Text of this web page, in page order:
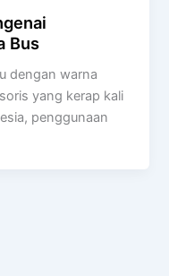
Bus
dengan warna
yang kerap kali
penggunaan